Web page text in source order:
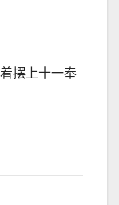
摆上十一奉